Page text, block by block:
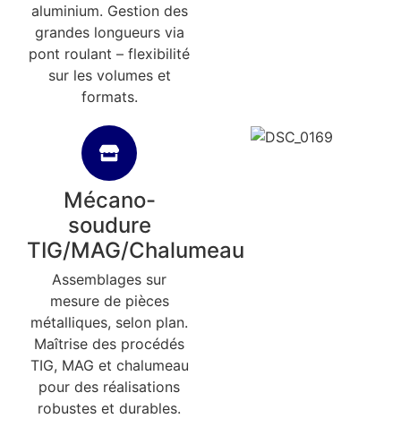
aluminium. Gestion des
grandes longueurs via
pont roulant – flexibilité
sur les volumes et
formats.
Mécano-
soudure
TIG/MAG/Chalumeau
Assemblages sur
mesure de pièces
métalliques, selon plan.
Maîtrise des procédés
TIG, MAG et chalumeau
pour des réalisations
robustes et durables.